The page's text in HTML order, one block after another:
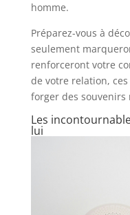
homme.
Préparez-vous à
seulement
renforceront votre
de votre relation,
forger des souvenirs
Les
lui